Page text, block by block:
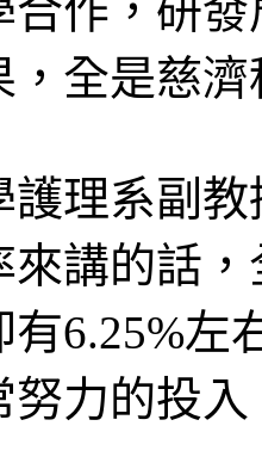
合作，研
，全是慈
護理系副
來講的話
6.25%左
努力的投